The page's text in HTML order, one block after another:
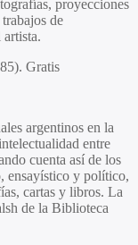
proyecciones
de
Gratis
argentinos en la
entre
cuenta así de los
ensayístico y político,
cartas y libros. La
de la Biblioteca